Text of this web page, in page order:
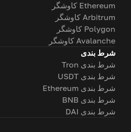
Ethereum کاوشگر
Arbitrum کاوشگر
Polygon کاوشگر
Avalanche کاوشگر
شرط بندی
شرط بندی Tron
شرط بندی USDT
شرط بندی Ethereum
شرط بندی BNB
شرط بندی DAI